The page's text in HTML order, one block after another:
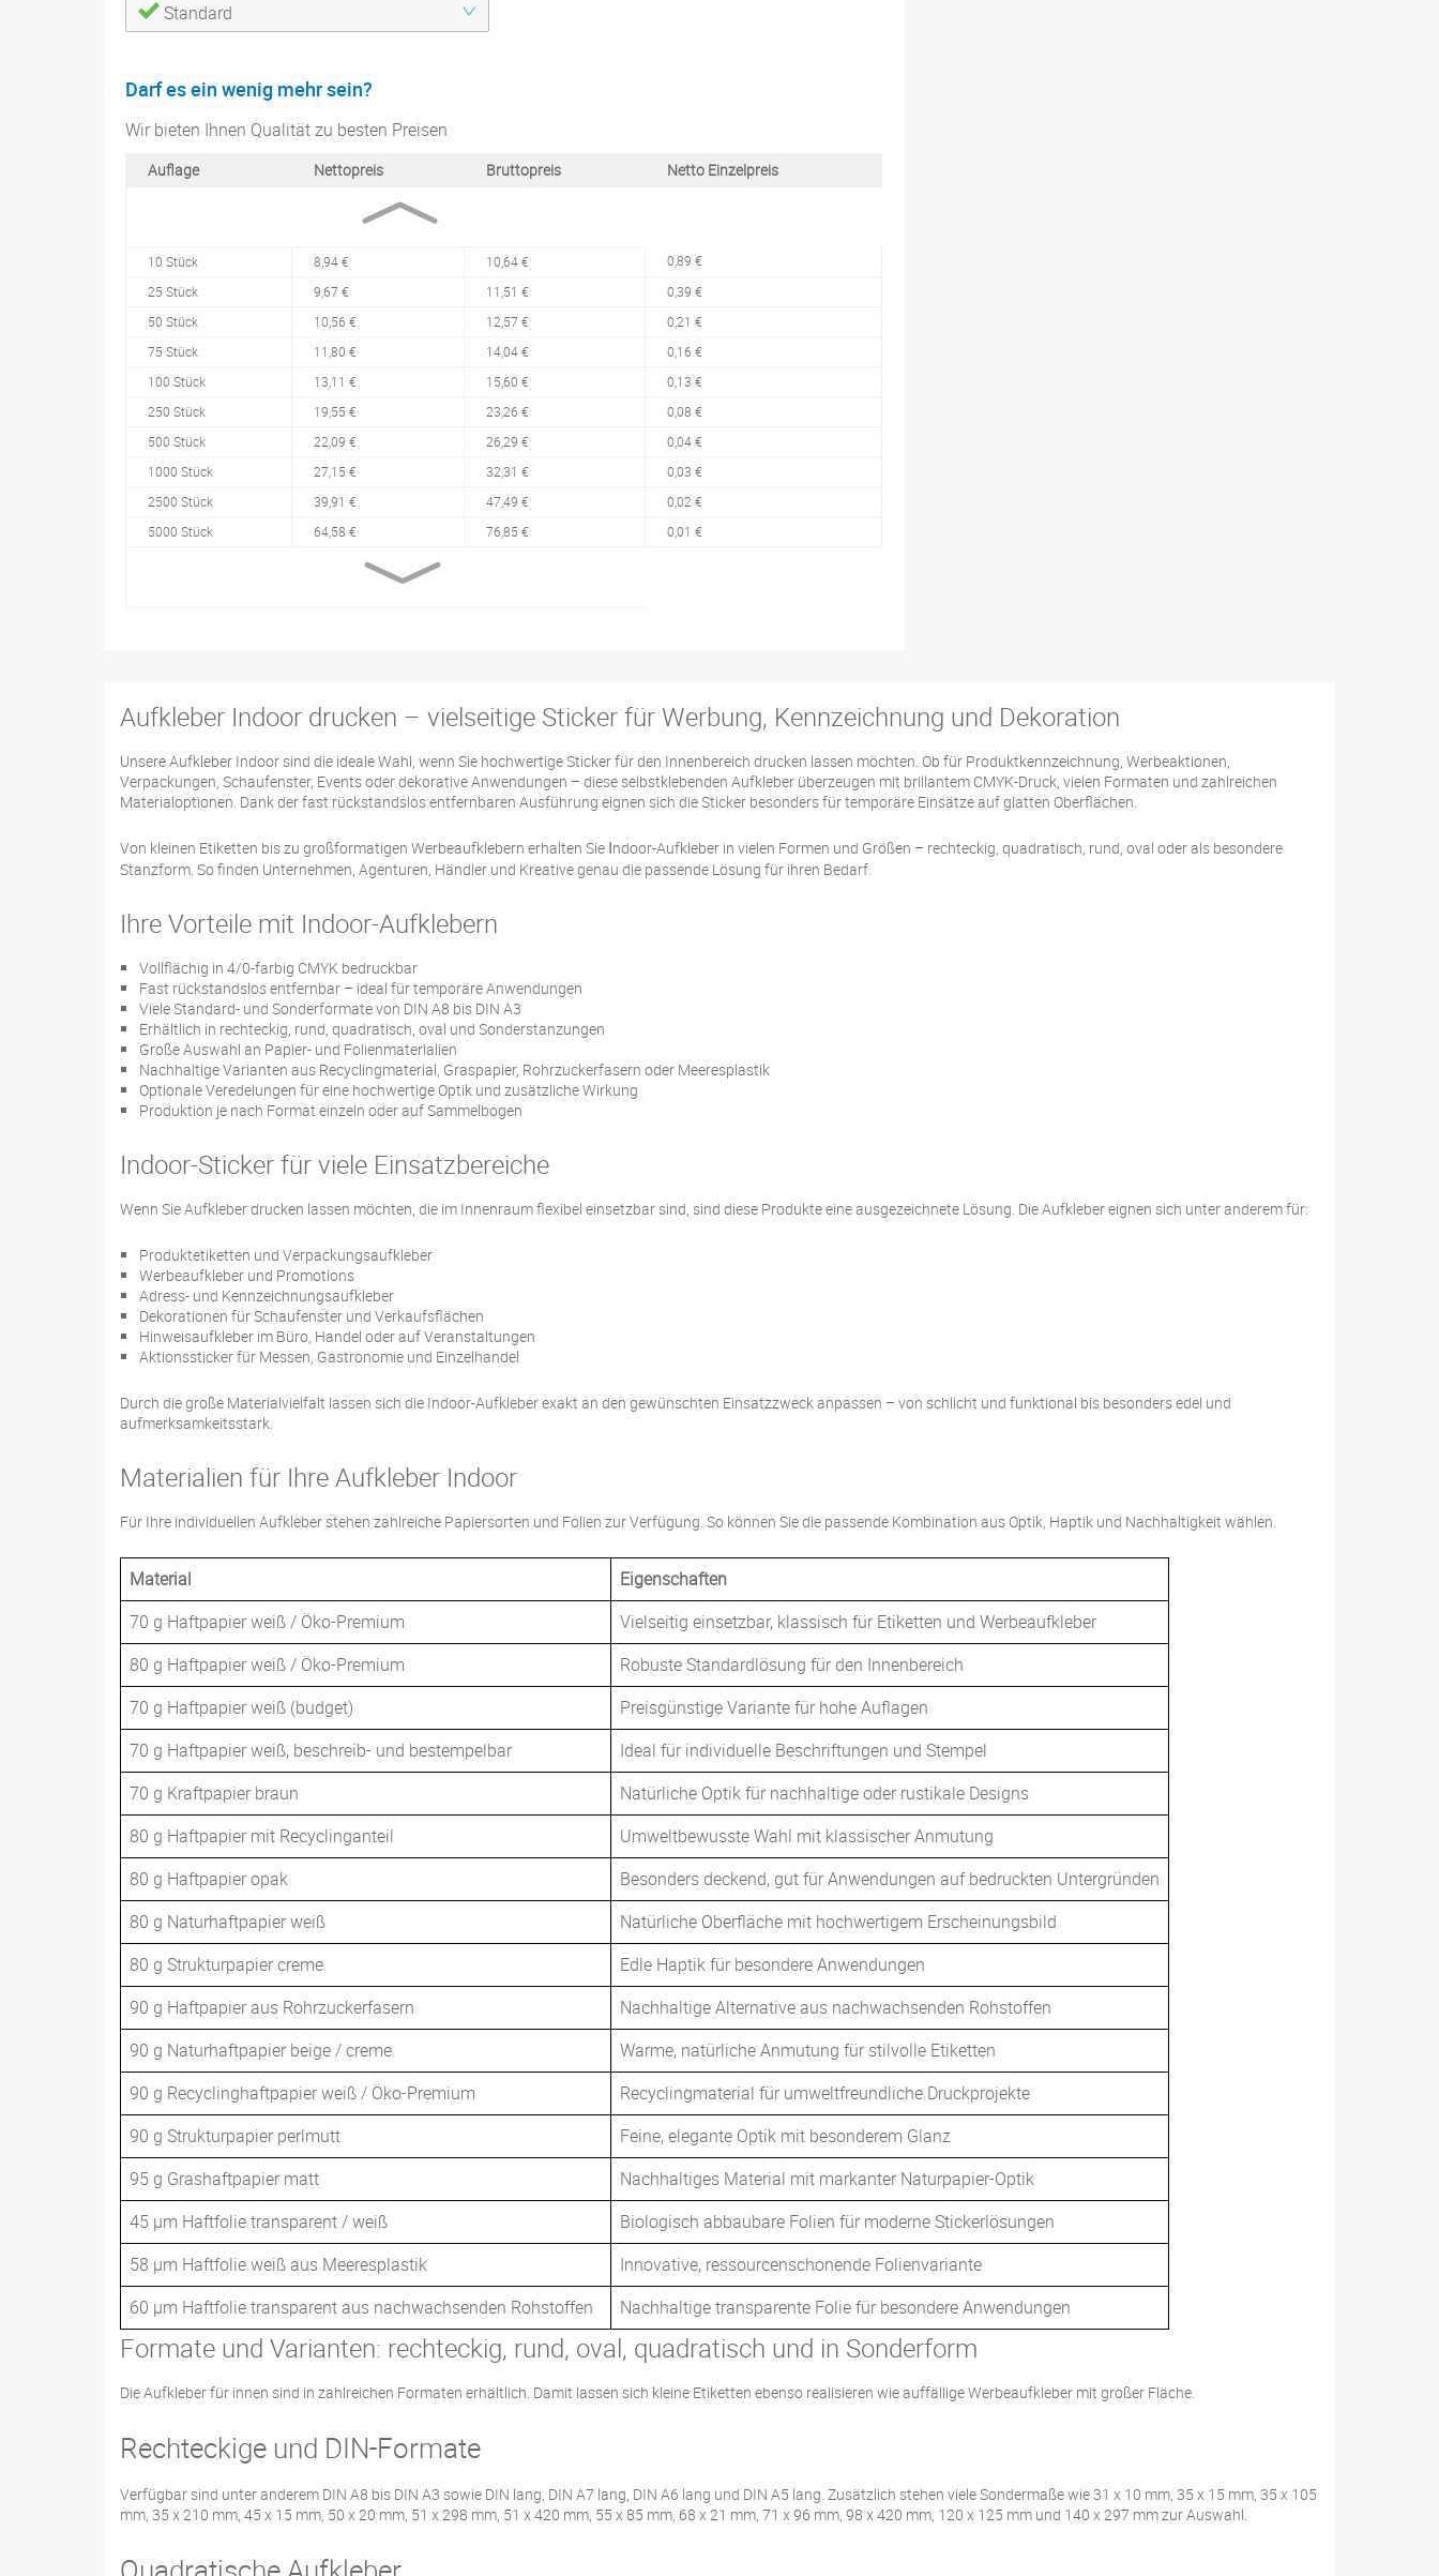
Standard
Darf es ein wenig mehr sein?
Wir bieten Ihnen Qualität zu besten Preisen
Auflage Nettopreis Bruttopreis Netto Einzelpreis
10 Stück 8,94 € 10,64 €
0,89 €
25 Stück
9,67 € 11,51 €
0,39 €
50 Stück
10,56 € 12,57 €
0,21 €
75 Stück
11,80 € 14,04 €
0,16 €
100 Stück
13,11 € 15,60 €
0,13 €
250 Stück
19,55 € 23,26 €
0,08 €
500 Stück
22,09 € 26,29 €
0,04 €
1000 Stück
27,15 € 32,31 €
0,03 €
2500 Stück
39,91 € 47,49 €
0,02 €
5000 Stück
64,58 € 76,85 € 0,01 €
Aufkleber Indoor drucken – vielseitige Sticker für Werbung, Kennzeichnung und Dekoration
Unsere Aufkleber Indoor sind die ideale Wahl, wenn Sie hochwertige Sticker für den Innenbereich drucken lassen möchten. Ob für Produktkennzeichnung, Werbeaktionen,
Verpackungen, Schaufenster, Events oder dekorative Anwendungen – diese selbstklebenden Aufkleber überzeugen mit brillantem CMYK-Druck, vielen Formaten und zahlreichen
Materialoptionen. Dank der fast rückstandslos entfernbaren Ausführung eignen sich die Sticker besonders für temporäre Einsätze auf glatten Oberflächen.
Von kleinen Etiketten bis zu großformatigen Werbeaufklebern erhalten Sie Indoor-Aufkleber in vielen Formen und Größen – rechteckig, quadratisch, rund, oval oder als besondere
Stanzform. So finden Unternehmen, Agenturen, Händler und Kreative genau die passende Lösung für ihren Bedarf.
Ihre Vorteile mit Indoor-Aufklebern
Vollflächig in 4/0-farbig CMYK bedruckbar
Fast rückstandslos entfernbar – ideal für temporäre Anwendungen
Viele Standard- und Sonderformate von DIN A8 bis DIN A3
Erhältlich in rechteckig, rund, quadratisch, oval und Sonderstanzungen
Große Auswahl an Papier- und Folienmaterialien
Nachhaltige Varianten aus Recyclingmaterial, Graspapier, Rohrzuckerfasern oder Meeresplastik
Optionale Veredelungen für eine hochwertige Optik und zusätzliche Wirkung
Produktion je nach Format einzeln oder auf Sammelbogen
Indoor-Sticker für viele Einsatzbereiche
Wenn Sie Aufkleber drucken lassen möchten, die im Innenraum flexibel einsetzbar sind, sind diese Produkte eine ausgezeichnete Lösung. Die Aufkleber eignen sich unter anderem für:
Produktetiketten und Verpackungsaufkleber
Werbeaufkleber und Promotions
Adress- und Kennzeichnungsaufkleber
Dekorationen für Schaufenster und Verkaufsflächen
Hinweisaufkleber im Büro, Handel oder auf Veranstaltungen
Aktionssticker für Messen, Gastronomie und Einzelhandel
Durch die große Materialvielfalt lassen sich die Indoor-Aufkleber exakt an den gewünschten Einsatzzweck anpassen – von schlicht und funktional bis besonders edel und
aufmerksamkeitsstark.
Materialien für Ihre Aufkleber Indoor
Für Ihre individuellen Aufkleber stehen zahlreiche Papiersorten und Folien zur Verfügung. So können Sie die passende Kombination aus Optik, Haptik und Nachhaltigkeit wählen.
Material
Eigenschaften
70 g Haftpapier weiß / Öko-Premium
Vielseitig einsetzbar, klassisch für Etiketten und Werbeaufkleber
80 g Haftpapier weiß / Öko-Premium
Robuste Standardlösung für den Innenbereich
70 g Haftpapier weiß (budget)
Preisgünstige Variante für hohe Auflagen
70 g Haftpapier weiß, beschreib- und bestempelbar
Ideal für individuelle Beschriftungen und Stempel
70 g Kraftpapier braun
Natürliche Optik für nachhaltige oder rustikale Designs
80 g Haftpapier mit Recyclinganteil
Umweltbewusste Wahl mit klassischer Anmutung
80 g Haftpapier opak
Besonders deckend, gut für Anwendungen auf bedruckten Untergründen
80 g Naturhaftpapier weiß
Natürliche Oberfläche mit hochwertigem Erscheinungsbild
80 g Strukturpapier creme
Edle Haptik für besondere Anwendungen
90 g Haftpapier aus Rohrzuckerfasern
Nachhaltige Alternative aus nachwachsenden Rohstoffen
90 g Naturhaftpapier beige / creme
Warme, natürliche Anmutung für stilvolle Etiketten
90 g Recyclinghaftpapier weiß / Öko-Premium
Recyclingmaterial für umweltfreundliche Druckprojekte
90 g Strukturpapier perlmutt
Feine, elegante Optik mit besonderem Glanz
95 g Grashaftpapier matt
Nachhaltiges Material mit markanter Naturpapier-Optik
45 µm Haftfolie transparent / weiß
Biologisch abbaubare Folien für moderne Stickerlösungen
58 µm Haftfolie weiß aus Meeresplastik
Innovative, ressourcenschonende Folienvariante
60 µm Haftfolie transparent aus nachwachsenden Rohstoffen
Nachhaltige transparente Folie für besondere Anwendungen
Formate und Varianten: rechteckig, rund, oval, quadratisch und in Sonderform
Die Aufkleber für innen sind in zahlreichen Formaten erhältlich. Damit lassen sich kleine Etiketten ebenso realisieren wie auffällige Werbeaufkleber mit großer Fläche.
Rechteckige und DIN-Formate
Verfügbar sind unter anderem DIN A8 bis DIN A3 sowie DIN lang, DIN A7 lang, DIN A6 lang und DIN A5 lang. Zusätzlich stehen viele Sondermaße wie 31 x 10 mm, 35 x 15 mm, 35 x 105
mm, 35 x 210 mm, 45 x 15 mm, 50 x 20 mm, 51 x 298 mm, 51 x 420 mm, 55 x 85 mm, 68 x 21 mm, 71 x 96 mm, 98 x 420 mm, 120 x 125 mm und 140 x 297 mm zur Auswahl.